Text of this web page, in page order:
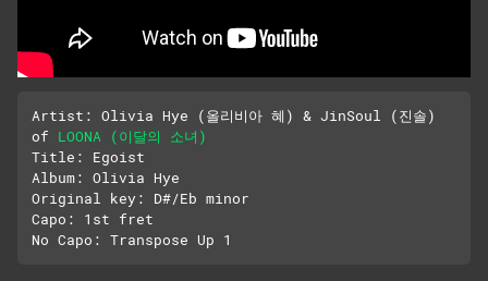
Artist: Olivia Hye (올리비아 혜) & JinSoul (진솔)
of LOONA (이달의 소녀)
Title: Egoist
Album: Olivia Hye
Original key: D#/Eb minor
Capo: 1st fret